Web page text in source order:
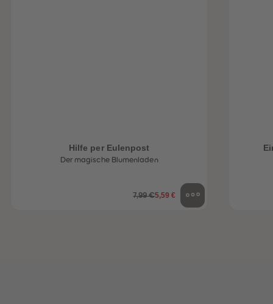
Hilfe per Eulenpost
Der magische Blumenladen
7,99 €5,59 €